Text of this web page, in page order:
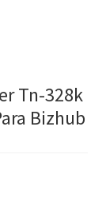
Tn-328k
Bizhub